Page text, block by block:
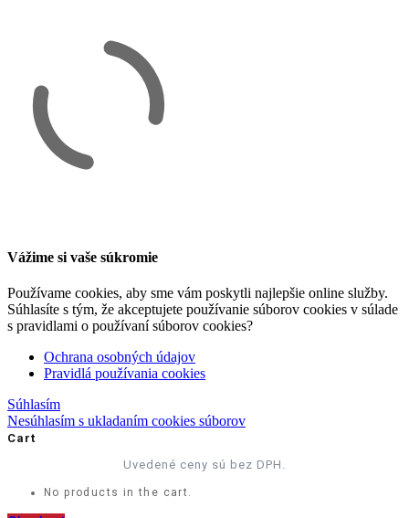
Vážime si vaše súkromie
Používame cookies, aby sme vám poskytli najlepšie online služby.
Súhlasíte s tým, že akceptujete používanie súborov cookies v súlade
s pravidlami o používaní súborov cookies?
Ochrana osobných údajov
Pravidlá používania cookies
Súhlasím
Nesúhlasím s ukladaním cookies súborov
Cart
Uvedené ceny sú bez DPH.
No products in the cart.